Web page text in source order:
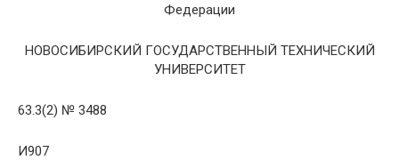
Федерации
НОВОСИБИРСКИЙ ГОСУДАРСТВЕННЫЙ ТЕХНИЧЕСКИЙ
УНИВЕРСИТЕТ
63.3(2) № 3488
И907